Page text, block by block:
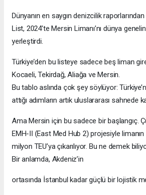
Dünyanın en saygın denizcilik
List, 2024’te Mersin Limanı’nı dünya
yerleştirdi.
Türkiye’den bu listeye sadece beş liman
Kocaeli, Tekirdağ, Aliağa ve Mersin.
Bu tablo aslında çok şey söylüyor:
attığı adımların artık uluslararası sahnede
Ama Mersin için bu sadece bir başlangıç.
EMH-II (East Med Hub 2) projesiyle
milyon TEU’ya çıkarılıyor. Bu ne demek
Bir anlamda, Akdeniz’in
ortasında İstanbul kadar güçlü bir lojistik